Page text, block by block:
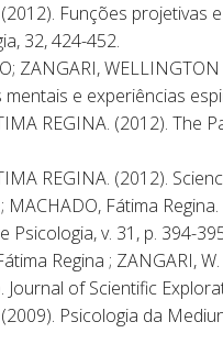
(2012). Funções
32, 424-452.
ZANGARI,
e experiências
REGINA. (2012).
REGINA. (2012).
MACHADO, Fátima
Psicologia, v. 31, p. 394-
Regina ;
of Scientific
(2009). Psicologia da